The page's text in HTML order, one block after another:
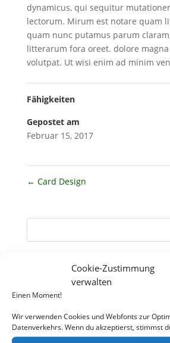
Cookie-Zustimmung
verwalten
Einen Moment!
Wir verwenden Cookies und Webfonts zur
Datenverkehrs. Wenn du akzeptierst, stimmst
dynamicus, qui sequitur
lectorum. Mirum est notare quam
quam nunc putamus parum
litterarum fora oreet. dolore
volutpat. Ut wisi enim ad minim
Fähigkeiten
Gepostet am
Februar 15, 2017
← Card Design
Neueste Beiträge
Demo post 8
Demo post 3
Hello world!
Demo post 2